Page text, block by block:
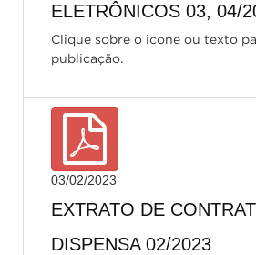
ELETRÔNICOS 03, 04/
Clique sobre o icone ou texto
publicação.
03/02/2023
EXTRATO DE
DISPENSA 02/2023